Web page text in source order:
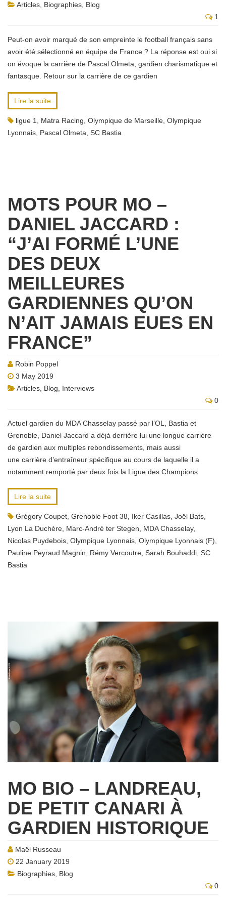
Articles Biographies Blog
1
Peut-on avoir marqué de son empreinte le football français sans
avoir été sélectionné en équipe de France ? La réponse est oui si
on évoque la carrière de Pascal Olmeta, gardien charismatique et
fantasque. Retour sur la carrière de ce gardien
Lire la suite
ligue 1 Matra Racing Olympique de Marseille Olympique
Lyonnais Pascal Olmeta SC Bastia
MOTS POUR MO –
DANIEL JACCARD :
“J’AI FORMÉ L’UNE
DES DEUX
MEILLEURES
GARDIENNES QU’ON
N’AIT JAMAIS EUES EN
FRANCE”
Robin Poppel
3 May 2019
Articles Blog
Interviews
0
Actuel gardien du MDA Chasselay passé par l’OL, Bastia et
Grenoble, Daniel Jaccard a déjà derrière lui une longue carrière
de gardien aux multiples rebondissements, mais aussi
une carrière d’entraîneur spécifique au cours de laquelle il a
notamment remporté par deux fois la Ligue des Champions
Lire la suite
Grégory Coupet Grenoble Foot 38 Iker Casillas Joël Bats
Lyon La Duchère Marc-André ter Stegen MDA Chasselay,
Nicolas Puydebois Olympique Lyonnais Olympique Lyonnais (F)
Pauline Peyraud Magnin
Rémy Vercoutre Sarah Bouhaddi SC
Bastia
MO BIO – LANDREAU,
DE PETIT CANARI À
GARDIEN HISTORIQUE
Maël Russeau
22 January 2019
Biographies Blog
0